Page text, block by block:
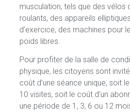
musculation, tels que des vélos
roulants, des appareils
d’exercice, des machines pour
poids libres.
Pour profiter de la salle de
physique, les citoyens sont
coût d’une séance unique, soit
10 visites, soit le coût d’un
une période de 1, 3, 6 ou 12